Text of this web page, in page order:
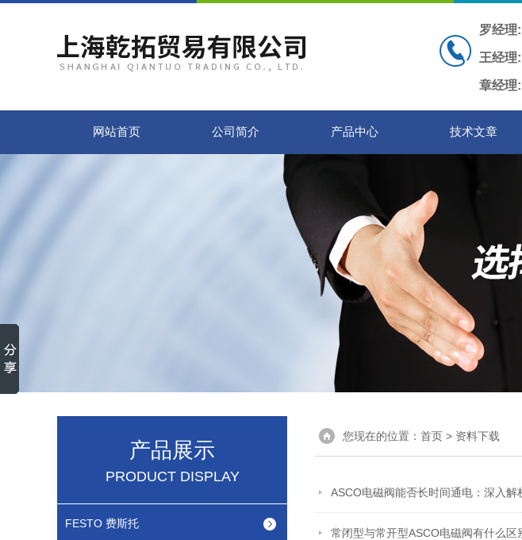
罗经理:
王经理:
章经理:
网站首页 公司简介 产品中心 技术文章
产品展示
PRODUCT DISPLAY
FESTO 费斯托
您现在的位置： 首页 > 资料下载
ASCO电磁阀能否长时间通电：深入解
常闭型与常开型ASCO电磁阀有什么区